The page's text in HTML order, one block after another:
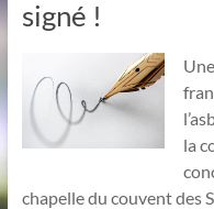
signé !
la
chapelle du couvent des